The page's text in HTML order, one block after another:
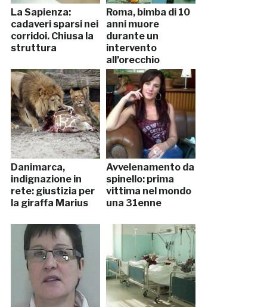
La Sapienza:
cadaveri sparsi nei
corridoi. Chiusa la
struttura
Roma, bimba di 10
anni muore
durante un
intervento
all’orecchio
Danimarca,
indignazione in
rete: giustizia per
la giraffa Marius
Avvelenamento da
spinello: prima
vittima nel mondo
una 31enne